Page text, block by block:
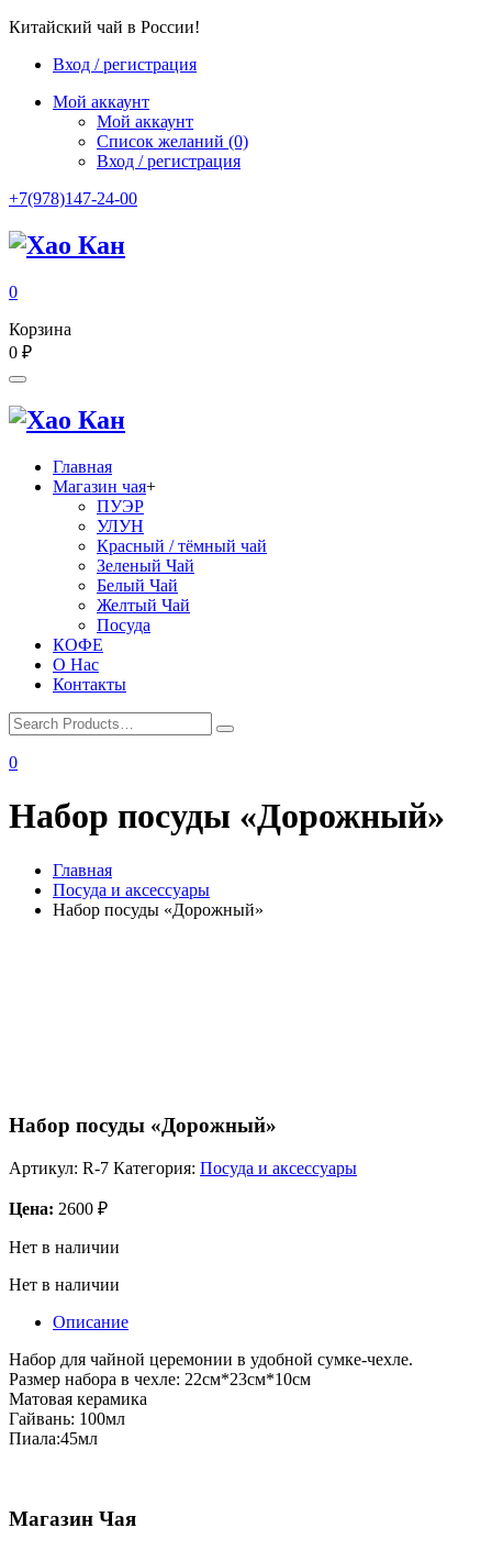
Китайский чай в России!
Вход / регистрация
Мой аккаунт
Мой аккаунт
Список желаний (0)
Вход / регистрация
+7(978)147-24-00
0
Корзина
0 ₽
Главная
Магазин чая+
ПУЭР
УЛУН
Красный / тёмный чай
Зеленый Чай
Белый Чай
Желтый Чай
Посуда
КОФЕ
О Нас
Контакты
0
Набор посуды «Дорожный»
Главная
Посуда и аксессуары
Набор посуды «Дорожный»
Набор посуды «Дорожный»
Артикул: R-7 Категория: Посуда и аксессуары
Цена: 2600 ₽
Нет в наличии
Нет в наличии
Описание
Набор для чайной церемонии в удобной сумке-чехле.
Размер набора в чехле: 22см*23см*10см
Матовая керамика
Гайвань: 100мл
Пиала:45мл
Магазин Чая